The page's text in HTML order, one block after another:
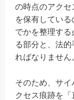
の時点のアク
を保有してい
でかを整理する
る部分と、法
ればなりません
そのため、サ
クセス痕跡を「